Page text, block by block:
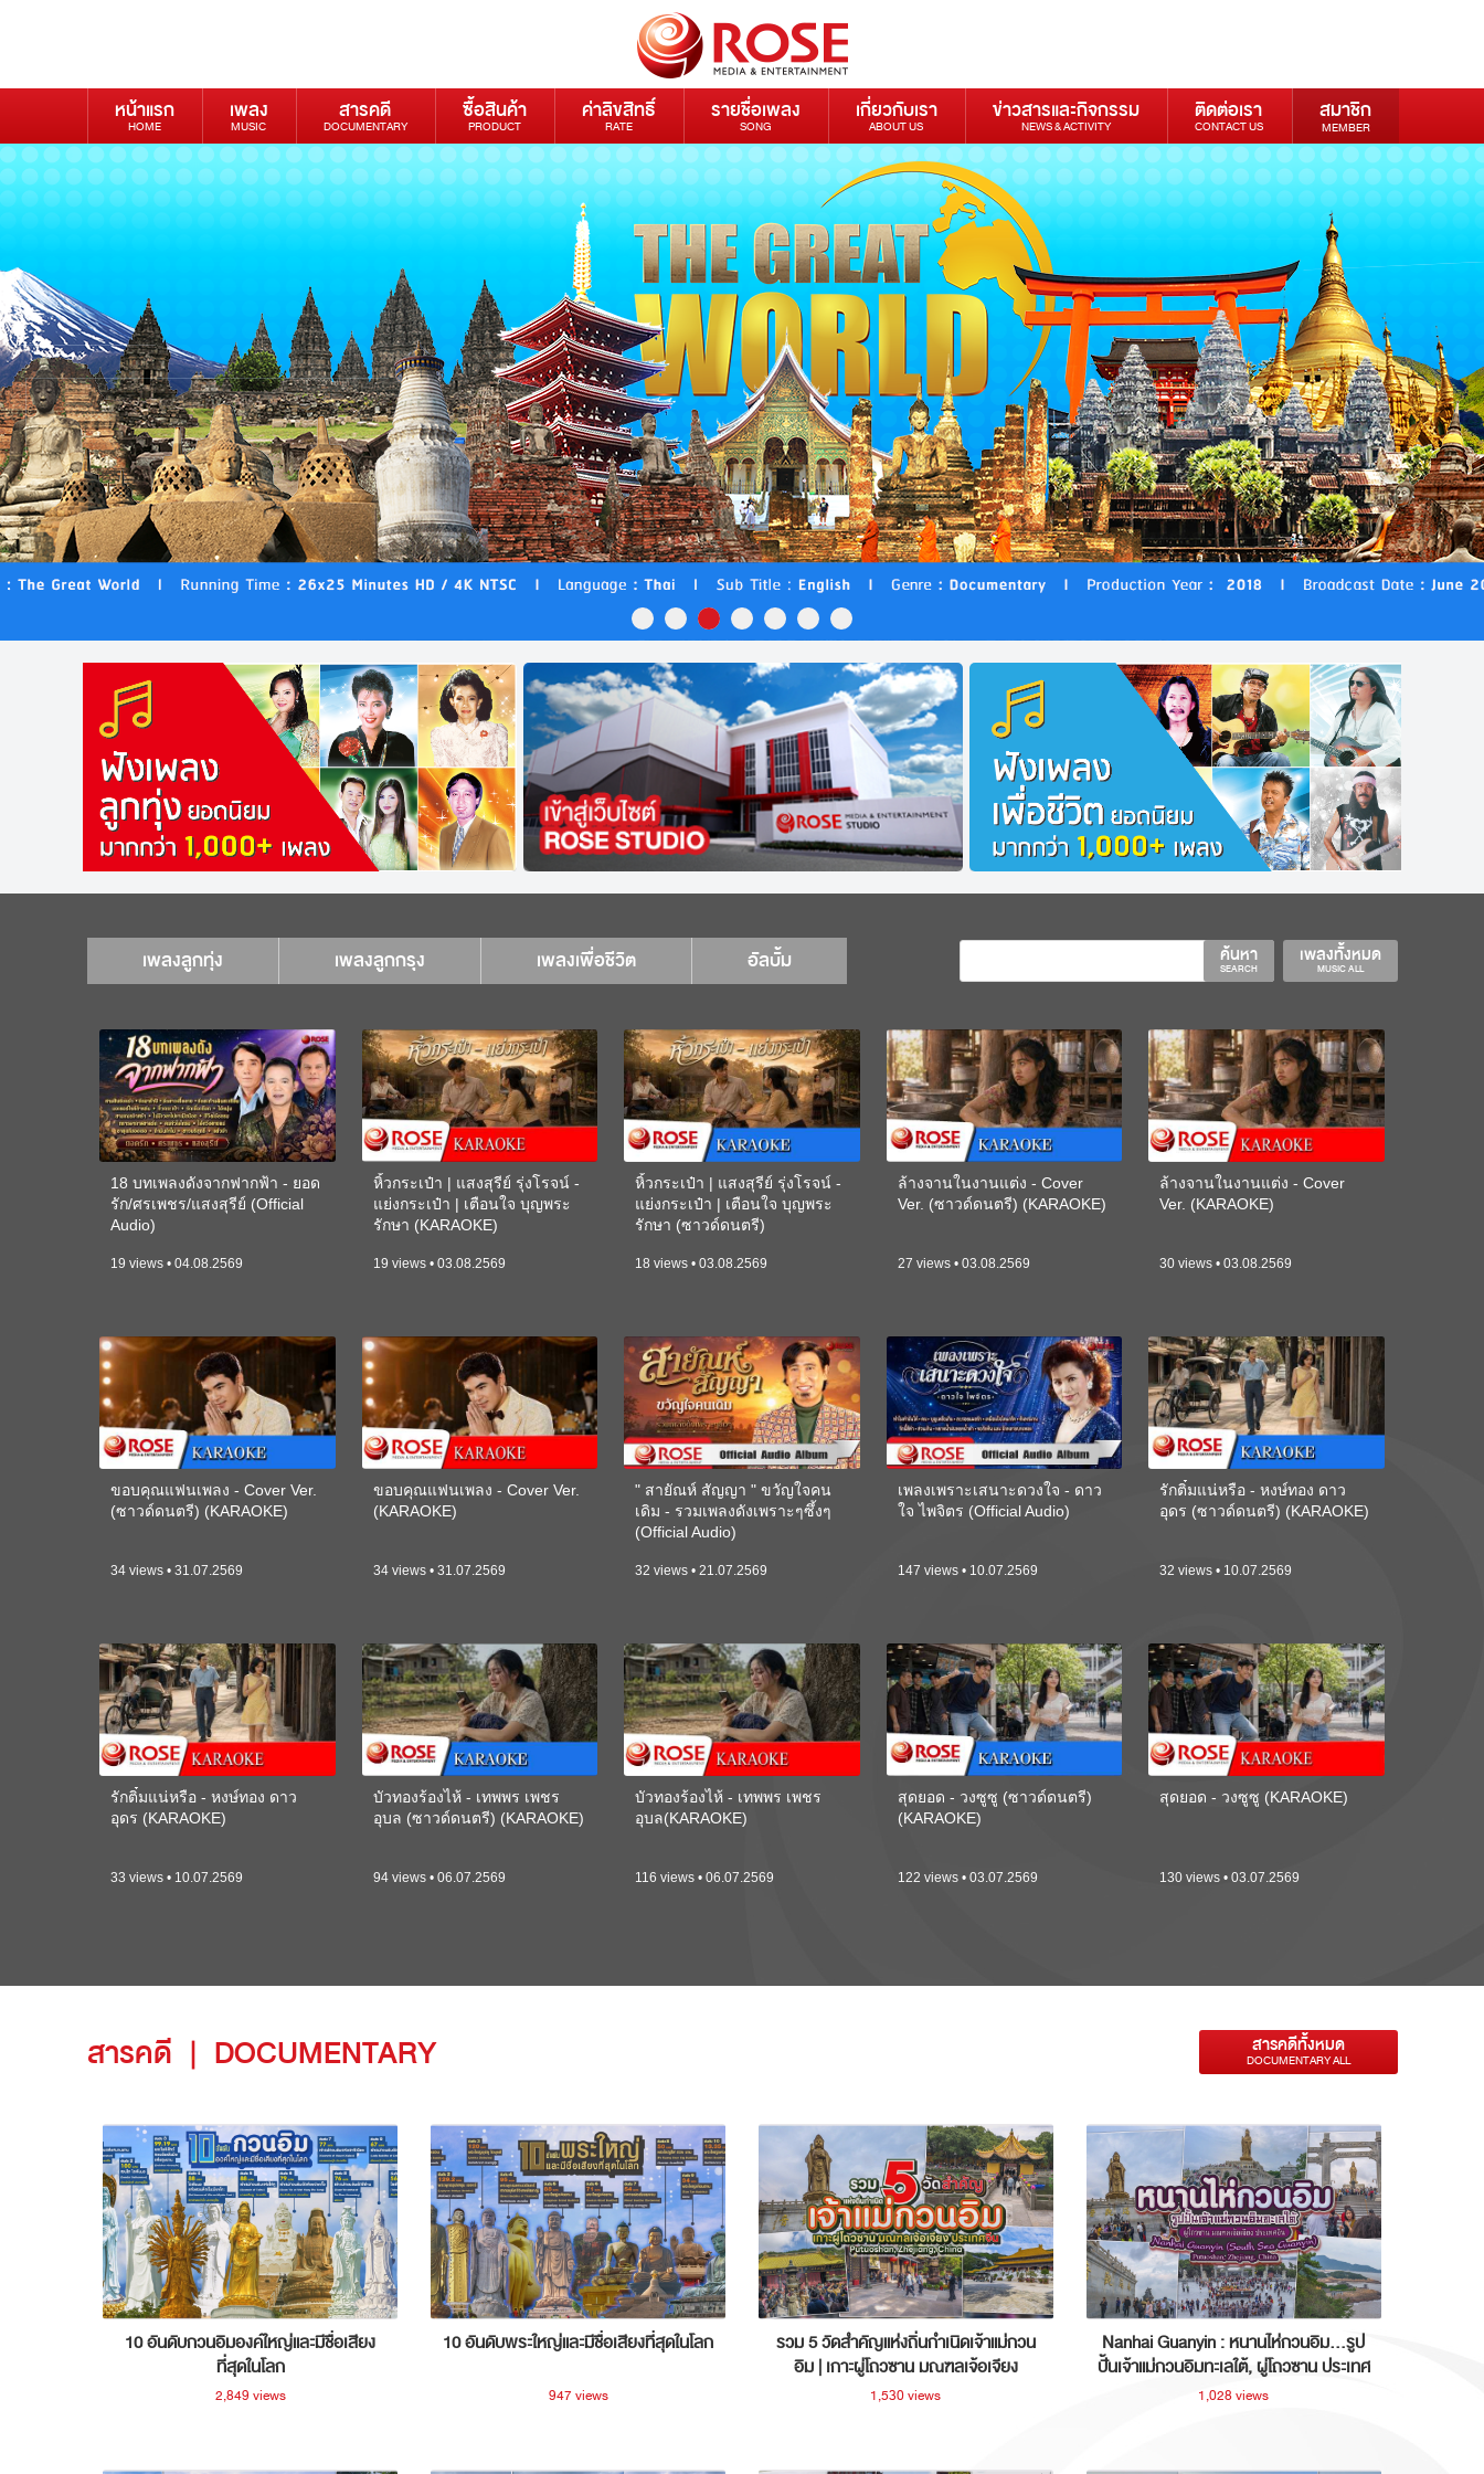
หน้าแรก
HOME
เพลง
MUSIC
สารคดี
DOCUMENTARY
ซื้อสินค้า
PRODUCT
ค่าลิขสิทธิ์
RATE
รายชื่อเพลง
SONG
เกี่ยวกับเรา
ABOUT US
ข่าวสารและกิจกรรม
NEWS & ACTIVITY
ติดต่อเรา
CONTACT US
สมาชิก
MEMBER
เพลงลูกทุ่ง เพลงลูกกรุง เพลงเพื่อชีวิต อัลบั้ม เพลงทั้งหมด
MUSIC ALL
ค้นหา
SEARCH
18 บทเพลงดังจากฟากฟ้า - ยอด
รัก/ศรเพชร/แสงสุรีย์ (Official
Audio)
19 views • 04.08.2569
หิ้วกระเป๋า | แสงสุรีย์ รุ่งโรจน์ -
แย่งกระเป๋า | เตือนใจ บุญพระ
รักษา (KARAOKE)
19 views • 03.08.2569
หิ้วกระเป๋า | แสงสุรีย์ รุ่งโรจน์ -
แย่งกระเป๋า | เตือนใจ บุญพระ
รักษา (ซาวด์ดนตรี)
18 views • 03.08.2569
ล้างจานในงานแต่ง - Cover
Ver. (ซาวด์ดนตรี) (KARAOKE)
27 views • 03.08.2569
ล้างจานในงานแต่ง - Cover
Ver. (KARAOKE)
30 views • 03.08.2569
ขอบคุณแฟนเพลง - Cover Ver.
(ซาวด์ดนตรี) (KARAOKE)
34 views • 31.07.2569
ขอบคุณแฟนเพลง - Cover Ver.
(KARAOKE)
34 views • 31.07.2569
" สายัณห์ สัญญา " ขวัญใจคน
เดิม - รวมเพลงดังเพราะๆซึ้งๆ
(Official Audio)
32 views • 21.07.2569
เพลงเพราะเสนาะดวงใจ - ดาว
ใจ ไพจิตร (Official Audio)
147 views • 10.07.2569
รักติ๋มแน่หรือ - หงษ์ทอง ดาว
อุดร (ซาวด์ดนตรี) (KARAOKE)
32 views • 10.07.2569
รักติ๋มแน่หรือ - หงษ์ทอง ดาว
อุดร (KARAOKE)
33 views • 10.07.2569
บัวทองร้องไห้ - เทพพร เพชร
อุบล (ซาวด์ดนตรี) (KARAOKE)
94 views • 06.07.2569
บัวทองร้องไห้ - เทพพร เพชร
อุบล(KARAOKE)
116 views • 06.07.2569
สุดยอด - วงซูซู (ซาวด์ดนตรี)
(KARAOKE)
122 views • 03.07.2569
สุดยอด - วงซูซู (KARAOKE)
130 views • 03.07.2569
สารคดี | DOCUMENTARY สารคดีทั้งหมด
DOCUMENTARY ALL
10 อันดับกวนอิมองค์ใหญ่และมีชื่อเสียง
ที่สุดในโลก
2,849 views
10 อันดับพระใหญ่และมีชื่อเสียงที่สุดในโลก
947 views
รวม 5 วัดสำคัญแห่งถิ่นกำเนิดเจ้าแม่กวน
อิม | เกาะผู่โถวซาน มณฑลเจ้อเจียง
ประเทศจีน
1,530 views
Nanhai Guanyin : หนานไห่กวนอิม...รูป
ปั้นเจ้าแม่กวนอิมทะเลใต้, ผู่โถวซาน ประเทศ
จีน
1,028 views